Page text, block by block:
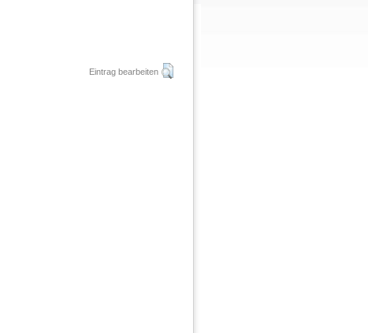
Eintrag bearbeiten